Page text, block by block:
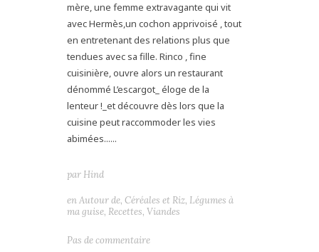
mère, une femme extravagante qui vit
avec Hermès,un cochon apprivoisé , tout
en entretenant des relations plus que
tendues avec sa fille. Rinco , fine
cuisinière, ouvre alors un restaurant
dénommé L’escargot_ éloge de la
lenteur !_et découvre dès lors que la
cuisine peut raccommoder les vies
abimées......
par Hind
enAutour de, Céréales et Riz, Légumes à
ma guise, Recettes, Viandes
Pas de commentaire